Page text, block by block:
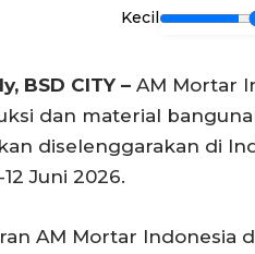
Kecil
BSD CITY – AM Mortar
dan material
diselenggarakan di
Juni 2026.
AM Mortar Indonesia